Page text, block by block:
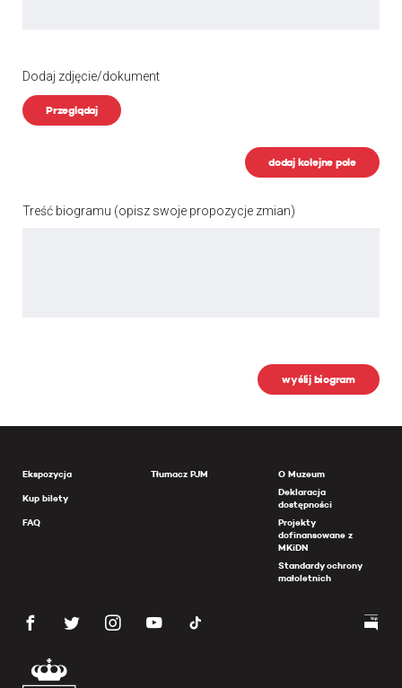
Dodaj zdjęcie/dokument
Przeglądaj
dodaj kolejne pole
Treść biogramu (opisz swoje propozycje zmian)
wyślij biogram
Ekspozycja
Kup bilety
FAQ
Tłumacz PJM
O Muzeum
Deklaracja
dostępności
Projekty
dofinansowane z
MKiDN
Standardy ochrony
małoletnich